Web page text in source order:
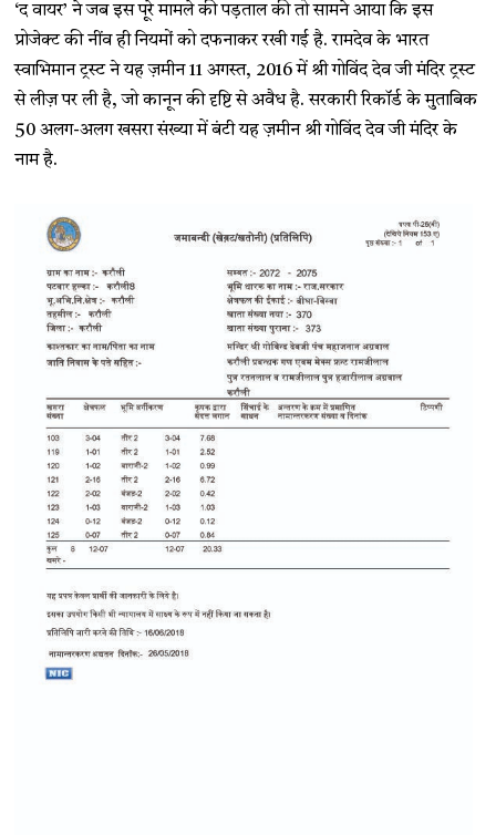
‘द वायर’ ने जब इस पूरे मामले की पड़ताल की तो सामने आया कि इस
प्रोजेक्ट की नींव ही नियमों को दफनाकर रखी गई है. रामदेव के भारत
स्वाभिमान ट्रस्ट ने यह ज़मीन 11 अगस्त, 2016 में श्री गोविंद देव जी मंदिर ट्रस्ट
से लीज़ पर ली है, जो कानून की दृष्टि से अवैध है. सरकारी रिकॉर्ड के मुताबिक
50 अलग-अलग खसरा संख्या में बंटी यह ज़मीन श्री गोविंद देव जी मंदिर के
नाम है.